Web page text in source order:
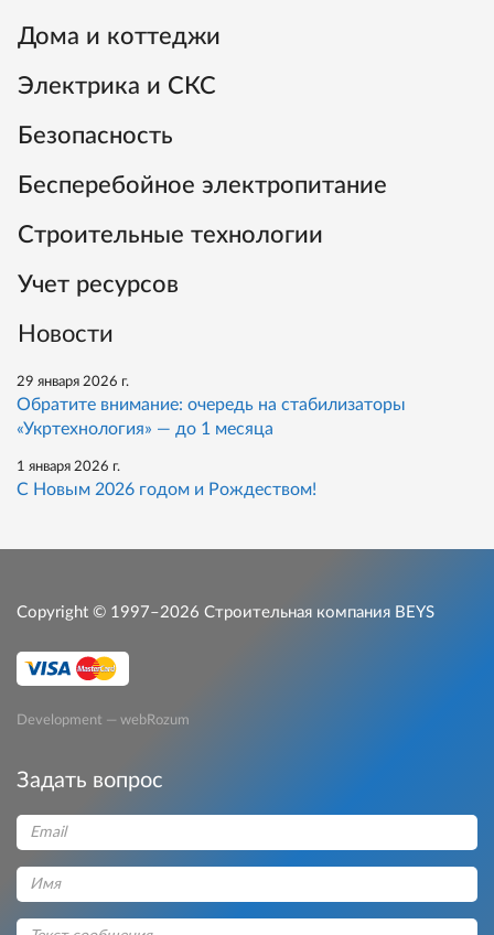
Дома и коттеджи
Электрика и СКС
Безопасность
Бесперебойное электропитание
Строительные технологии
Учет ресурсов
Новости
29 января 2026 г.
Обратите внимание: очередь на стабилизаторы
«Укртехнология» — до 1 месяца
1 января 2026 г.
С Новым 2026 годом и Рождеством!
Copyright © 1997–2026 Строительная компания BEYS
Development — webRozum
Задать вопрос